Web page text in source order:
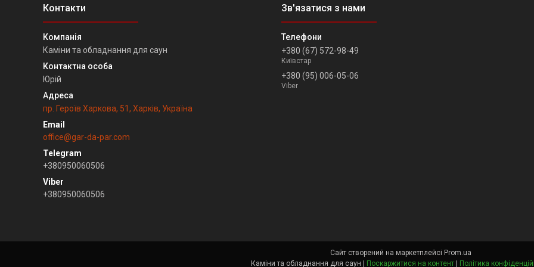
Каміни та обладнання для саун
Юрій
пр. Героїв Харкова, 51, Харків, Україна
office@gar-da-par.com
+380950060506
+380950060506
+380 (67) 572-98-49
Київстар
+380 (95) 006-05-06
Viber
Сайт створений на маркетплейсі Prom.ua
Поскаржитися на контент Політика